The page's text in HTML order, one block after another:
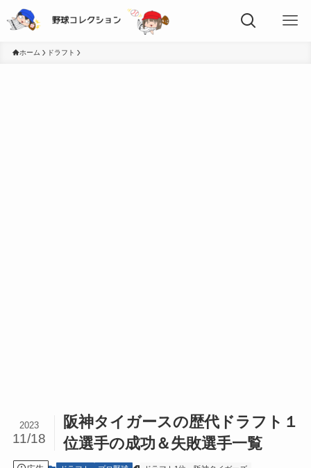
ホーム ドラフト
阪神タイガースの歴代ドラフト１
位選手の成功＆失敗選手一覧
2023
11/18